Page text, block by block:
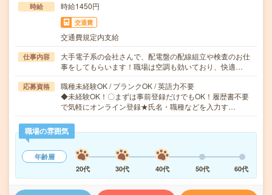
時給 時給1450円
交通費
交通費規定内支給
仕事内容
大手電子系の会社さんで、配電盤の配線組立や検査のお仕
事をしてもらいます！職場は空調も効いており、快適…
応募資格
職種未経験OK / ブランクOK / 英語力不要
◆未経験OK！〇まずは事前登録だけでもOK！履歴書不要
で気軽にオンライン登録★氏名・職種などを入力す…
職場の雰囲気
年齢層
20代
30代 40代 50代 60代